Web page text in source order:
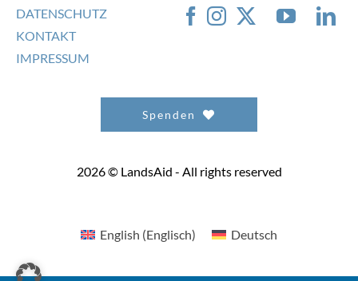
DATENSCHUTZ
KONTAKT
IMPRESSUM
Spenden
2026 © LandsAid - All rights reserved
English (Englisch) Deutsch